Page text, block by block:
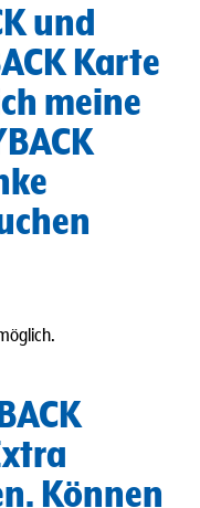
und
Karte
meine
Können